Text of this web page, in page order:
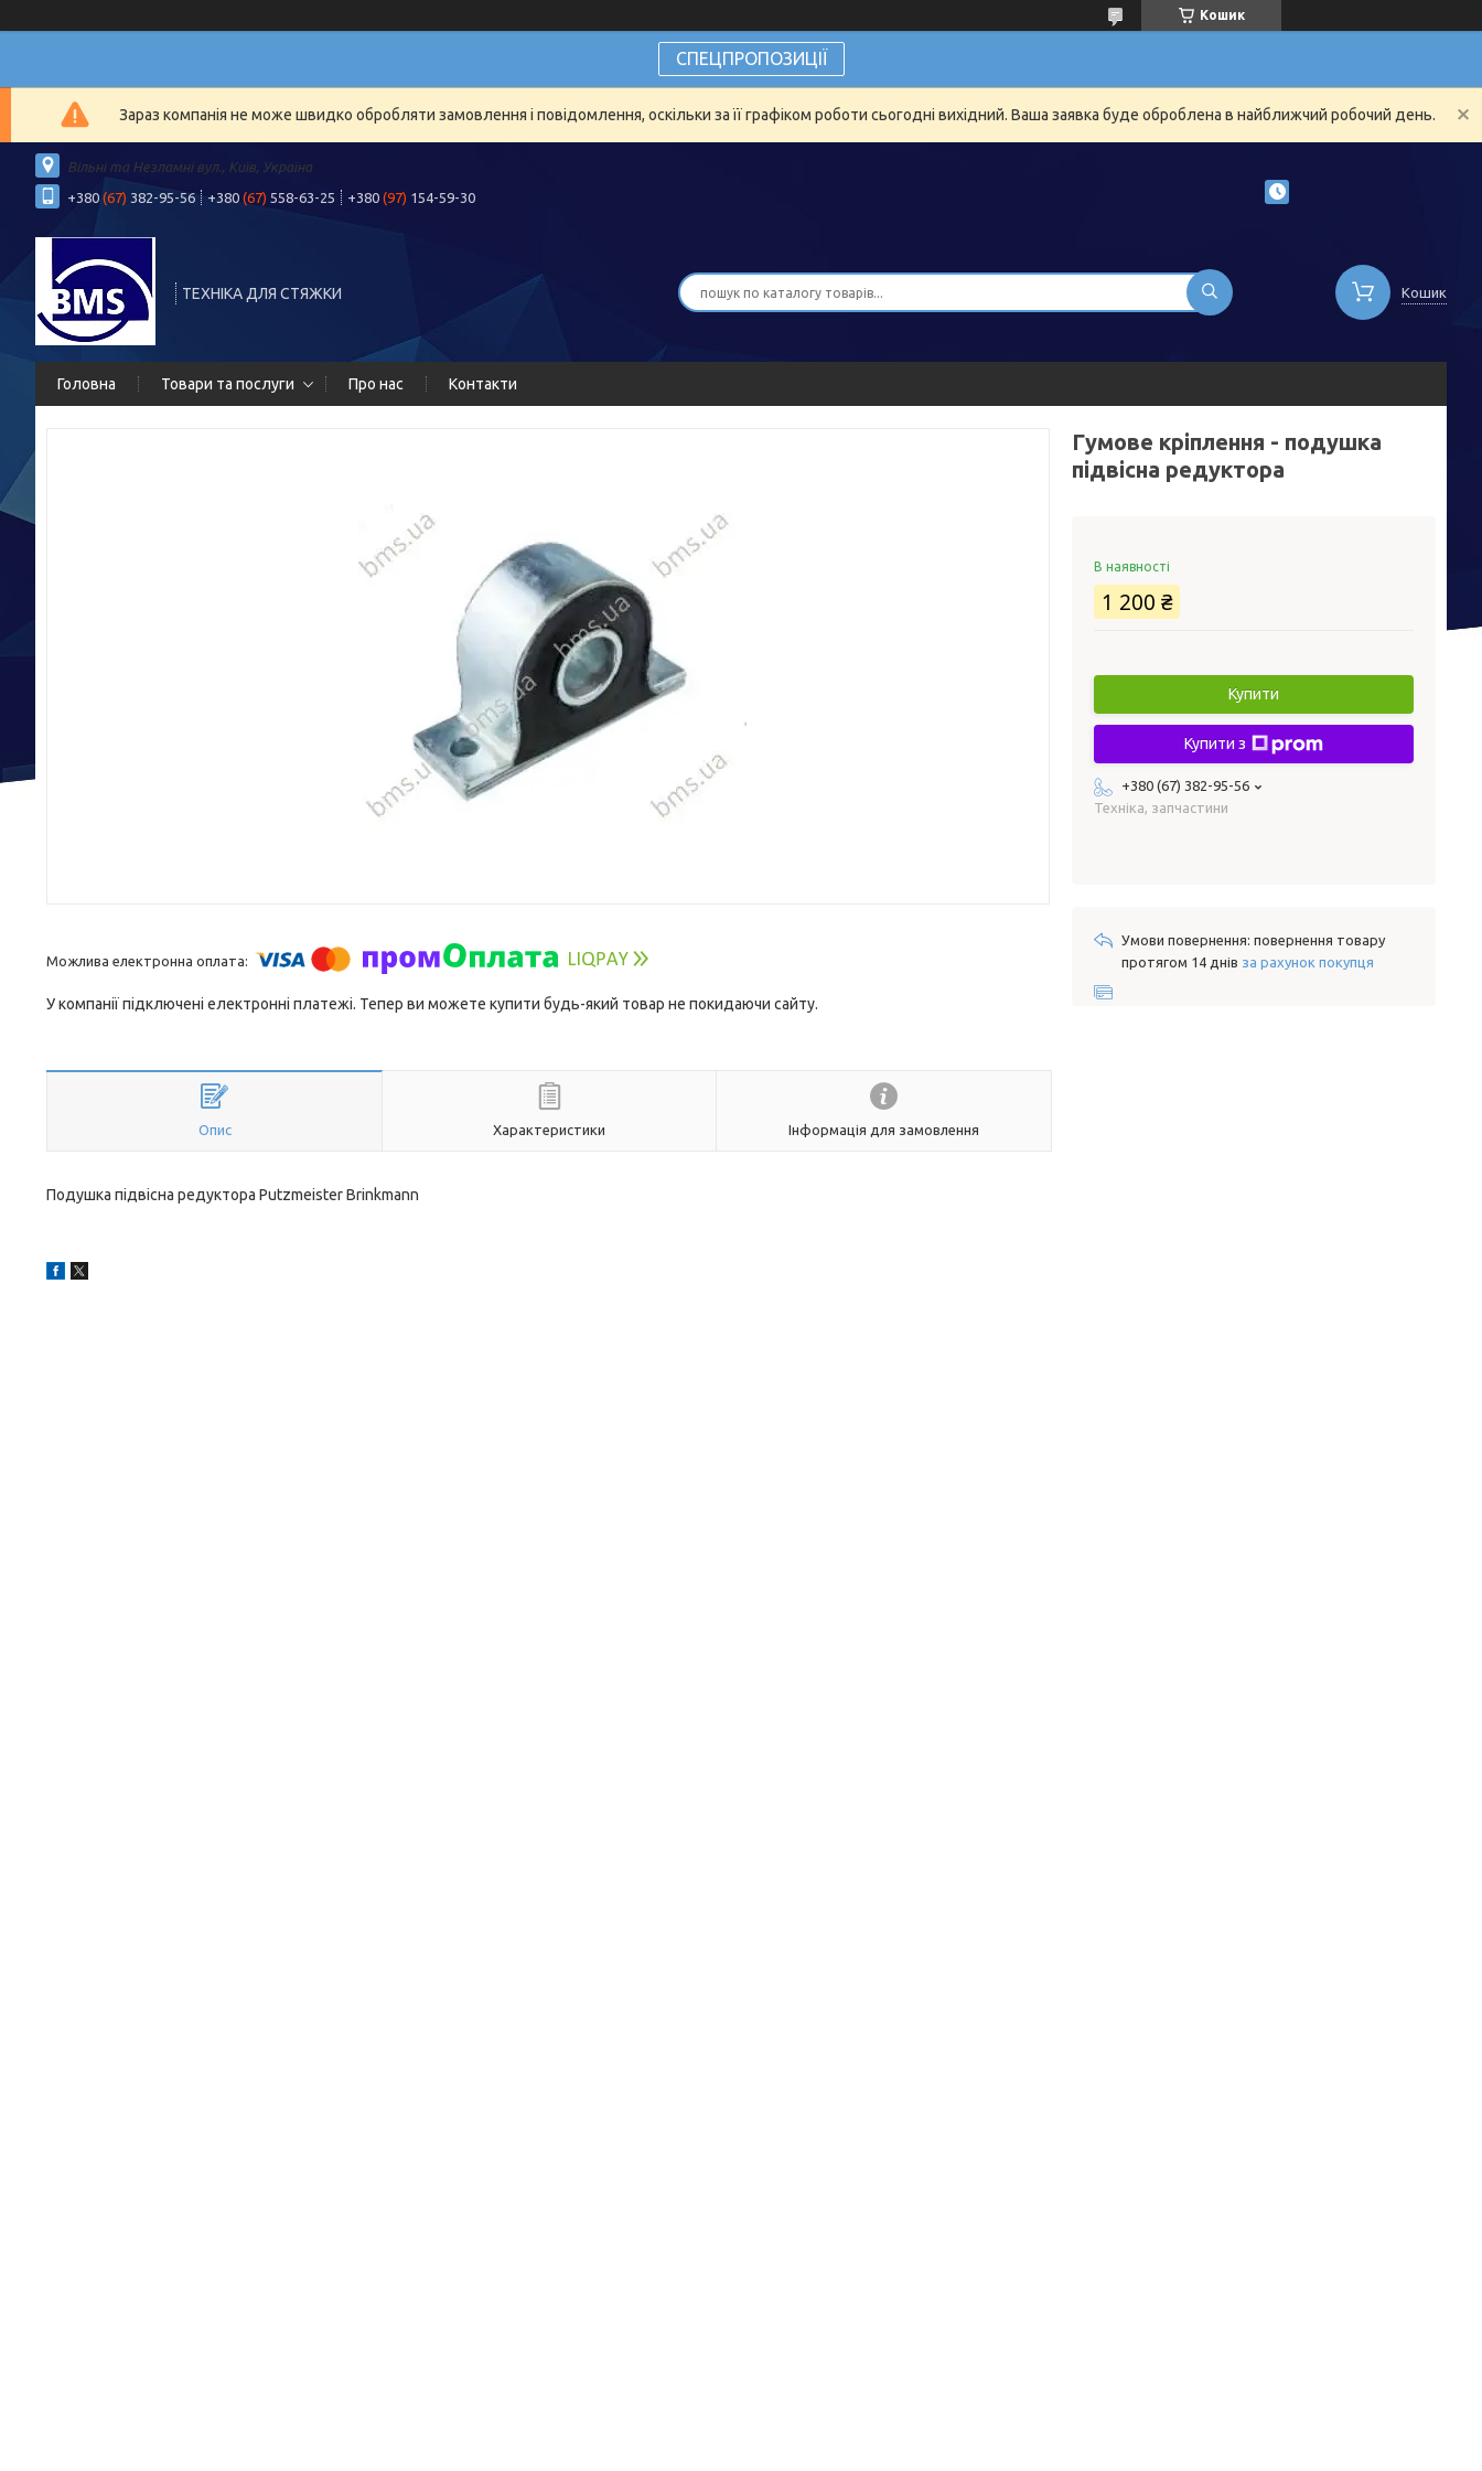
Кошик
СПЕЦПРОПОЗИЦІЇ
Зараз компанія не може швидко обробляти замовлення і повідомлення, оскільки за її графіком роботи сьогодні вихідний. Ваша заявка буде оброблена в найближчий робочий день.
Вільні та Незламні вул., Київ, Україна
+380 (67) 382-95-56 +380 (67) 558-63-25 +380 (97) 154-59-30
ТЕХНІКА ДЛЯ СТЯЖКИ Кошик
Головна Товари та послуги Про нас Контакти
У компанії підключені електронні платежі. Тепер ви можете купити будь-який товар не покидаючи сайту.
Опис Характеристики Інформація для замовлення
Подушка підвісна редуктора Putzmeister Brinkmann
Гумове кріплення - подушка
підвісна редуктора
В наявності
1 200 ₴
Купити
Купити з
+380 (67) 382-95-56
Техніка, запчастини
повернення товару
протягом 14 днів за рахунок покупця